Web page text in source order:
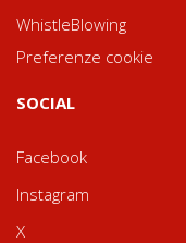
WhistleBlowing
Preferenze cookie
SOCIAL
Facebook
Instagram
X